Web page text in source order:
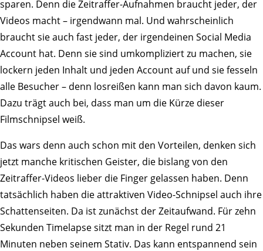
sparen. Denn die Zeitraffer-Aufnahmen braucht jeder, der
Videos macht – irgendwann mal. Und wahrscheinlich
braucht sie auch fast jeder, der irgendeinen Social Media
Account hat. Denn sie sind umkompliziert zu machen, sie
lockern jeden Inhalt und jeden Account auf und sie fesseln
alle Besucher – denn losreißen kann man sich davon kaum.
Dazu trägt auch bei, dass man um die Kürze dieser
Filmschnipsel weiß.
Das wars denn auch schon mit den Vorteilen, denken sich
jetzt manche kritischen Geister, die bislang von den
Zeitraffer-Videos lieber die Finger gelassen haben. Denn
tatsächlich haben die attraktiven Video-Schnipsel auch ihre
Schattenseiten. Da ist zunächst der Zeitaufwand. Für zehn
Sekunden Timelapse sitzt man in der Regel rund 21
Minuten neben seinem Stativ. Das kann entspannend sein